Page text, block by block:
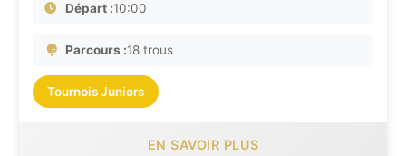
Départ :10:00
Parcours :18 trous
Tournois Juniors
EN SAVOIR PLUS